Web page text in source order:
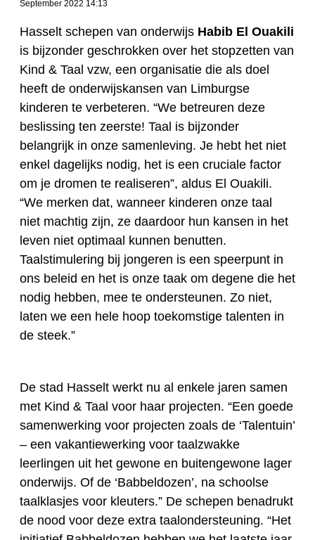
September 2022 14:13
Hasselt schepen van onderwijs Habib El Ouakili
is bijzonder geschrokken over het stopzetten van
Kind & Taal vzw, een organisatie die als doel
heeft de onderwijskansen van Limburgse
kinderen te verbeteren. “We betreuren deze
beslissing ten zeerste! Taal is bijzonder
belangrijk in onze samenleving. Je hebt het niet
enkel dagelijks nodig, het is een cruciale factor
om je dromen te realiseren”, aldus El Ouakili.
“We merken dat, wanneer kinderen onze taal
niet machtig zijn, ze daardoor hun kansen in het
leven niet optimaal kunnen benutten.
Taalstimulering bij jongeren is een speerpunt in
ons beleid en het is onze taak om degene die het
nodig hebben, mee te ondersteunen. Zo niet,
laten we een hele hoop toekomstige talenten in
de steek.”
De stad Hasselt werkt nu al enkele jaren samen
met Kind & Taal voor haar projecten. “Een goede
samenwerking voor projecten zoals de ‘Talentuin’
– een vakantiewerking voor taalzwakke
leerlingen uit het gewone en buitengewone lager
onderwijs. Of de ‘Babbeldozen’, na schoolse
taalklasjes voor kleuters.” De schepen benadrukt
de nood voor deze extra taalondersteuning. “Het